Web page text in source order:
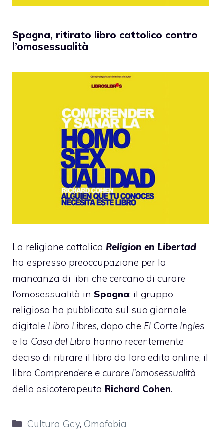
Spagna, ritirato libro cattolico contro
l’omosessualità
La religione cattolica Religion en Libertad
ha espresso preoccupazione per la
mancanza di libri che cercano di curare
l’omosessualità in Spagna: il gruppo
religioso ha pubblicato sul suo giornale
digitale Libro Libres, dopo che El Corte Ingles
e la Casa del Libro hanno recentemente
deciso di ritirare il libro da loro edito online, il
libro Comprendere e curare l’omosessualità
dello psicoterapeuta Richard Cohen.
Categorie
Cultura Gay, Omofobia